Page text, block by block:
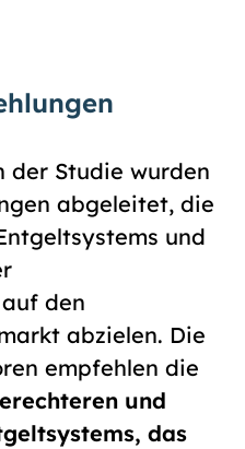
der Studie wurden
abgeleitet, die
und
den
abzielen. Die
empfehlen die
und
das